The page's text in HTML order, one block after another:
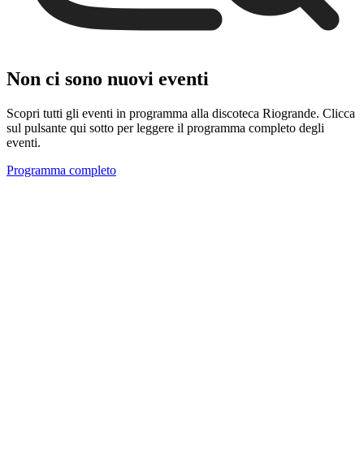
Non ci sono nuovi eventi
Scopri tutti gli eventi in programma alla discoteca Riogrande. Clicca
sul pulsante qui sotto per leggere il programma completo degli
eventi.
Programma completo